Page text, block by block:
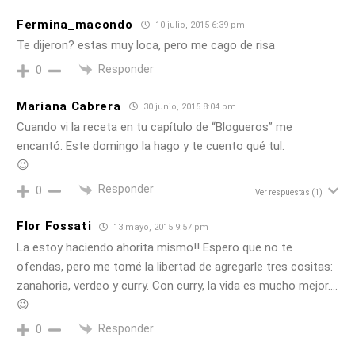
Fermina_macondo 10 julio, 2015 6:39 pm
Te dijeron? estas muy loca, pero me cago de risa
0 Responder
Mariana Cabrera 30 junio, 2015 8:04 pm
Cuando vi la receta en tu capítulo de “Blogueros” me
encantó. Este domingo la hago y te cuento qué tul.
😉
0 Responder Ver respuestas (1)
Flor Fossati 13 mayo, 2015 9:57 pm
La estoy haciendo ahorita mismo!! Espero que no te
ofendas, pero me tomé la libertad de agregarle tres cositas:
zanahoria, verdeo y curry. Con curry, la vida es mucho mejor….
😉
0 Responder